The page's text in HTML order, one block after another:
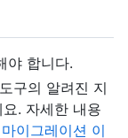
야 합니다.
구의 알려진 지
. 자세한 내용
이그레이션 이